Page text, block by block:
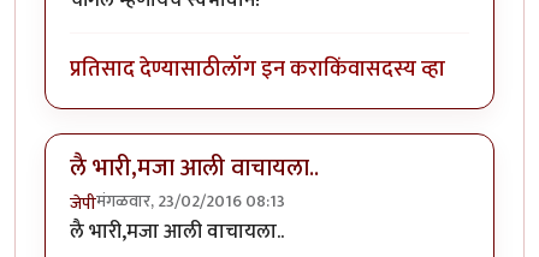
प्रतिसाद देण्यासाठीलॉग इन कराकिंवासदस्य व्हा
लै भारी,मजा आली वाचायला..
जेपीमंगळवार, 23/02/2016 08:13
लै भारी,मजा आली वाचायला..